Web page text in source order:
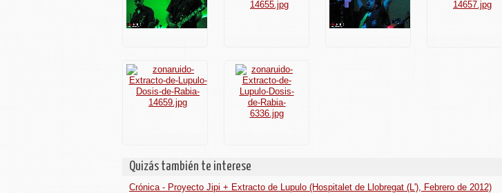
Quizás también te interese
Crónica - Proyecto Jipi + Extracto de Lupulo (Hospitalet de Llobregat (L'), Febrero de 2012)